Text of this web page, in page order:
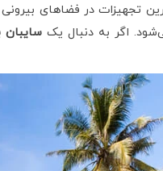
تجهیزات در فضاهای
اگر به دنبال یکسایبان